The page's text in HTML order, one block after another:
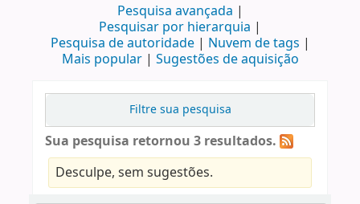
Pesquisa avançada
Pesquisar por hierarquia
Pesquisa de autoridade
Nuvem de tags
Mais popular
Sugestões de aquisição
Filtre sua pesquisa
Sua pesquisa retornou 3 resultados.
Desculpe, sem sugestões.